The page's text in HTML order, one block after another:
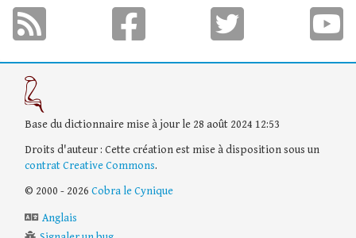
Base du dictionnaire mise à jour le 28 août 2024 12:53
Droits d'auteur : Cette création est mise à disposition sous un
contrat Creative Commons.
© 2000 - 2026 Cobra le Cynique
Anglais